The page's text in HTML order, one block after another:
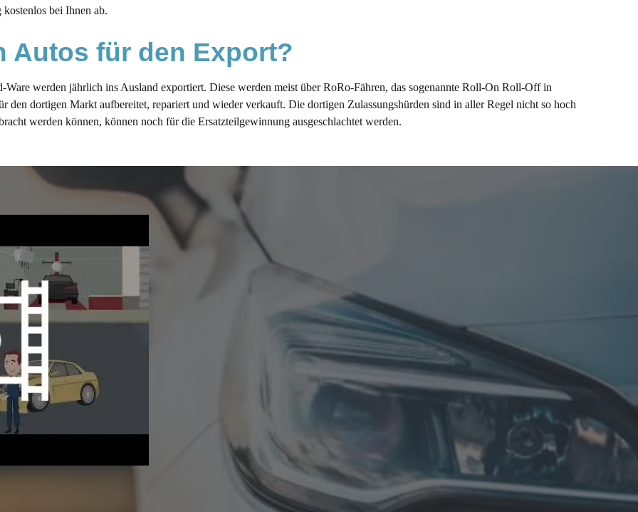
bei Ihnen ab.
Autos für den Export?
Ware werden jährlich ins Ausland exportiert. Diese werden meist über RoRo-Fähren, das sogenannte Roll-On Roll-Off in
den dortigen Markt aufbereitet, repariert und wieder verkauft. Die dortigen Zulassungshürden sind in aller Regel nicht so hoch
werden können, können noch für die Ersatzteilgewinnung ausgeschlachtet werden.